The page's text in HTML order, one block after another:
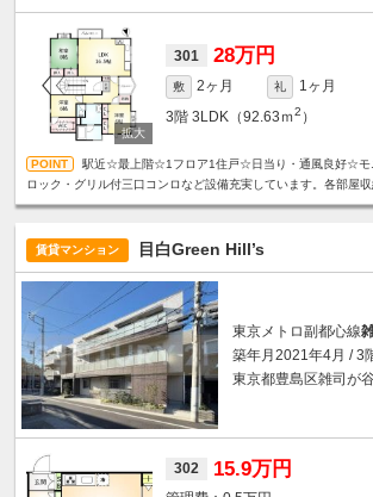
301 28万円
敷 2ヶ月 礼
1ヶ月
3階 3LDK（92.63ｍ2 ）
駅近☆最上階☆1フロア1住戸☆日当り・通風良好☆モ
ロック・グリル付三口コンロなど設備充実しています。各部屋収
賃貸マンション 目白Green Hill’s
東京メトロ副都心線
築年月2021年4月 / 3
東京都豊島区雑司が
302 15.9万円